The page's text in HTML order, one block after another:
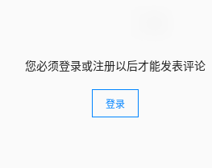
您必须登录或注册以后才能发表评论
登录